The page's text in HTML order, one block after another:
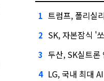
1 트럼프, 폴리실리콘
2 SK, 자본잠식 '
3 두산, SK실트론
4 LG, 국내 최대 AI